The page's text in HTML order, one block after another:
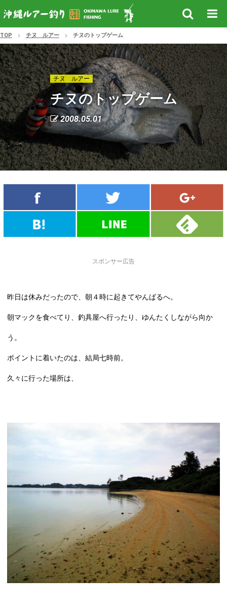
TOP チヌ ルアー チヌのトップゲーム
チヌ ルアー
チヌのトップゲーム
2008.05.01
スポンサー広告
昨日は休みだったので、朝４時に起きてやんばるへ。
朝マックを食べてり、釣具屋へ行ったり、ゆんたくしながら向か
う。
ポイントに着いたのは、結局七時前。
久々に行った場所は、